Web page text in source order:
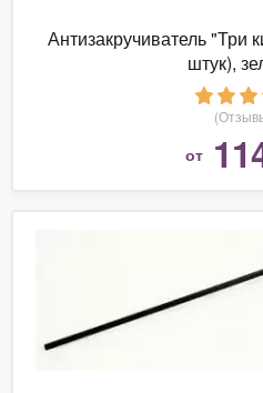
Антизакручиватель "Три
штук),
от